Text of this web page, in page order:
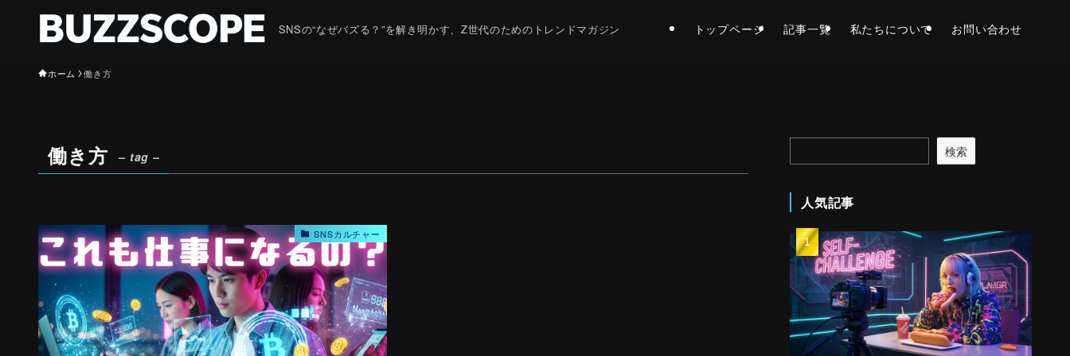
SNSの“なぜバズる？”を解き明かす、Z世代のためのトレンドマガジン トップページ 記事一覧 私たちについて お問い合わせ
ホーム 働き方
働き方 – tag –
SNSカルチャー
検索
人気記事